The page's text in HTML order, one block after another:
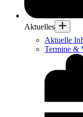
Aktuelles
Aktuelle
Termine &